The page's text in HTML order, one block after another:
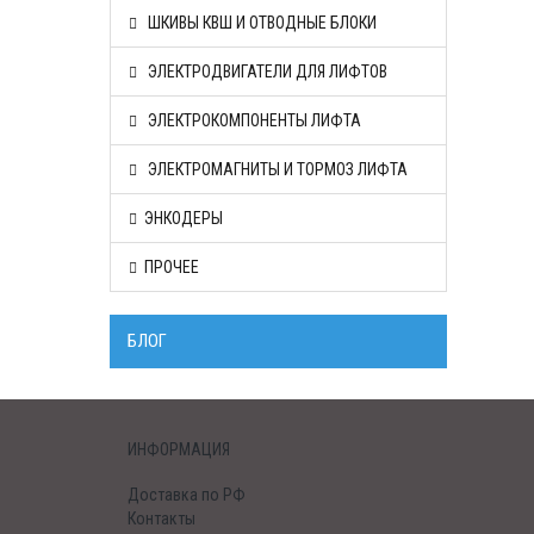
ШКИВЫ КВШ И ОТВОДНЫЕ БЛОКИ
ЭЛЕКТРОДВИГАТЕЛИ ДЛЯ ЛИФТОВ
ЭЛЕКТРОКОМПОНЕНТЫ ЛИФТА
ЭЛЕКТРОМАГНИТЫ И ТОРМОЗ ЛИФТА
ЭНКОДЕРЫ
ПРОЧЕЕ
БЛОГ
ИНФОРМАЦИЯ
Доставка по РФ
Контакты